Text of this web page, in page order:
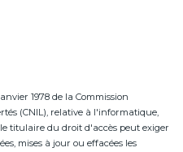
1978 de la Commission
(CNIL), relative à l'informatique,
titulaire du droit d'accès peut exiger
mises à jour ou effacées les